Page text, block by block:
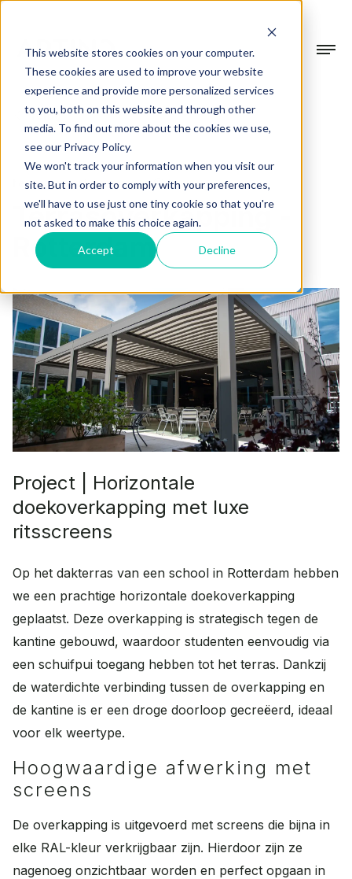
This website stores cookies on your computer.
These cookies are used to improve your website
experience and provide more personalized services
to you, both on this website and through other
media. To find out more about the cookies we use,
see our Privacy Policy.
We won't track your information when you visit our
site. But in order to comply with your preferences,
we'll have to use just one tiny cookie so that you're
not asked to make this choice again.
Accept Decline
Collectie
Gevelsystemen
Beschermen & verfraaien
Terrasoverkappingen
In alle seizoenen buiten genieten
Tuinkamers
Verdiep je leefruimte
Projecten
Over Artino
Over ons
Werkwijze
Altijd op maat
FAQ
Veelgestelde vragen
Werken bij
Blogs
Contact
Contact
Wat kunnen we voor je doen?
Afspraak maken
Advies op maat
Vrijblijvende offerte
Terug
terrasoverkapping 1 min
Terrasoverkapping -
Rotterdam
Project | Horizontale
doekoverkapping met luxe
ritsscreens
Op het dakterras van een school in Rotterdam hebben
we een prachtige horizontale doekoverkapping
geplaatst. Deze overkapping is strategisch tegen de
kantine gebouwd, waardoor studenten eenvoudig via
een schuifpui toegang hebben tot het terras. Dankzij
de waterdichte verbinding tussen de overkapping en
de kantine is er een droge doorloop gecreëerd, ideaal
voor elk weertype.
Hoogwaardige afwerking met
screens
De overkapping is uitgevoerd met screens die bijna in
elke RAL-kleur verkrijgbaar zijn. Hierdoor zijn ze
nagenoeg onzichtbaar worden en perfect opgaan in